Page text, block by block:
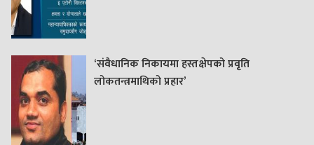
‘संवैधानिक निकायमा हस्तक्षेपको प्रवृति
लोकतन्त्रमाथिको प्रहार’